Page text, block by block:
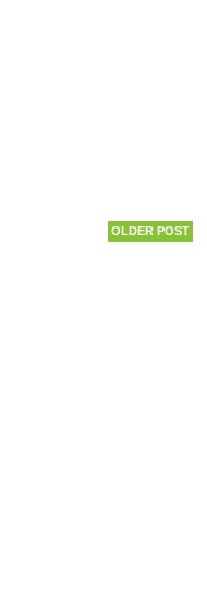
OLDER POST